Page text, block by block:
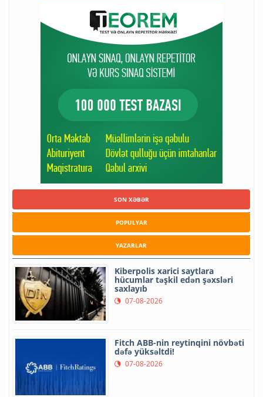
SON XƏBƏR
POPULYAR
YAZARLAR
Kiberpolis xarici saytlara
hücumlar təşkil edən şəxsləri
saxlayıb
07-08-2026
Fitch ABB-nin reytinqini növbəti
dəfə yüksəltdi!
07-08-2026